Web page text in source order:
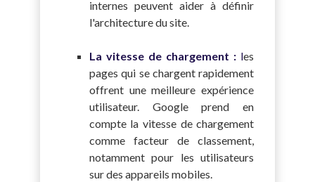
internes peuvent aider à définir
l'architecture du site.
La vitesse de chargement : les
pages qui se chargent rapidement
offrent une meilleure expérience
utilisateur. Google prend en
compte la vitesse de chargement
comme facteur de classement,
notamment pour les utilisateurs
sur des appareils mobiles.